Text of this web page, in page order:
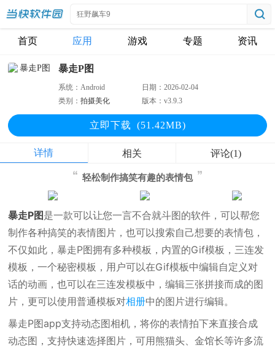
首页 应用 游戏 专题 资讯
暴走P图
系统：Android 日期：2026-02-04
类别：拍摄美化 版本：v3.9.3
立即下载 (51.42MB)
详情 相关 评论(1)
轻松制作搞笑有趣的表情包
暴走P图是一款可以让您一言不合就斗图的软件，可以帮您
制作各种搞笑的表情图片，也可以搜索自己想要的表情包，
不仅如此，暴走P图拥有多种模板，内置的Gif模板，三连发
模板，一个秘密模板，用户可以在Gif模板中编辑自定义对
话的动画，也可以在三连发模板中，编辑三张拼接而成的图
片，更可以使用普通模板对相册中的图片进行编辑。
暴走P图app支持动态图相机，将你的表情拍下来直接合成
动态图，支持快速选择图片，可用熊猫头、金馆长等许多流